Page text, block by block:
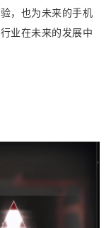
，也为未来的手机
业在未来的发展中